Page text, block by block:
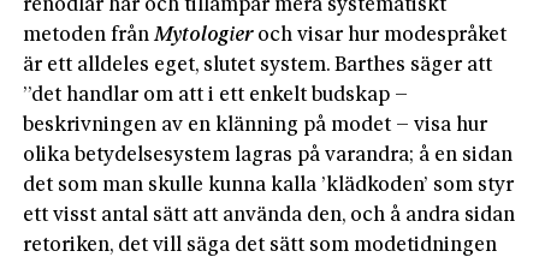
renodlar här och tillämpar mera systematiskt
metoden frånMytologieroch visar hur modespråket
är ett alldeles eget, slutet system. Barthes säger att
”det handlar om att i ett enkelt budskap –
beskrivningen av en klänning på modet – visa hur
olika betydelsesystem lagras på varandra; å en sidan
det som man skulle kunna kalla ’klädkoden’ som styr
ett visst antal sätt att använda den, och å andra sidan
retoriken, det vill säga det sätt som modetidningen